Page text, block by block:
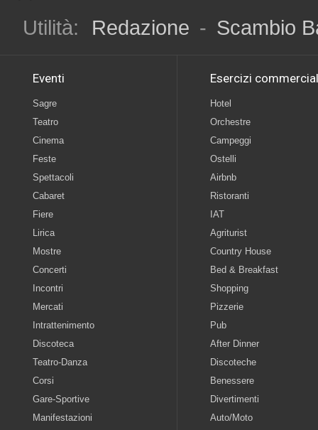
Utilità:
Redazione - Scambio
Eventi
Sagre
Teatro
Cinema
Feste
Spettacoli
Cabaret
Fiere
Lirica
Mostre
Concerti
Incontri
Mercati
Intrattenimento
Discoteca
Teatro-Danza
Corsi
Gare-Sportive
Manifestazioni
Esercizi
Hotel
Orchestre
Campeggi
Ostelli
Airbnb
Ristoranti
IAT
Agriturist
Country House
Bed & Breakfast
Shopping
Pizzerie
Pub
After Dinner
Discoteche
Benessere
Divertimenti
Auto/Moto